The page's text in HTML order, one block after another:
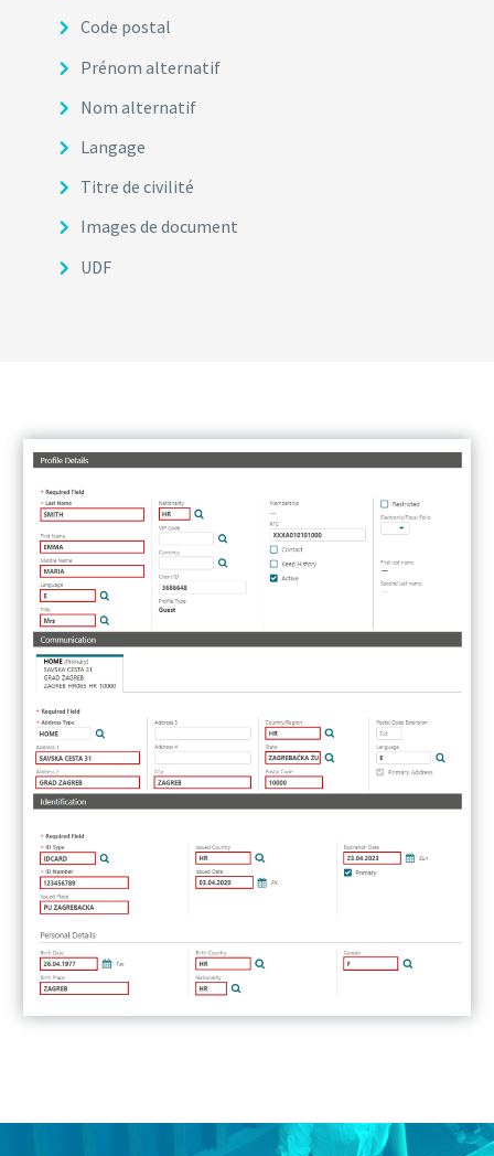
Code postal
Prénom alternatif
Nom alternatif
Langage
Titre de civilité
Images de document
UDF